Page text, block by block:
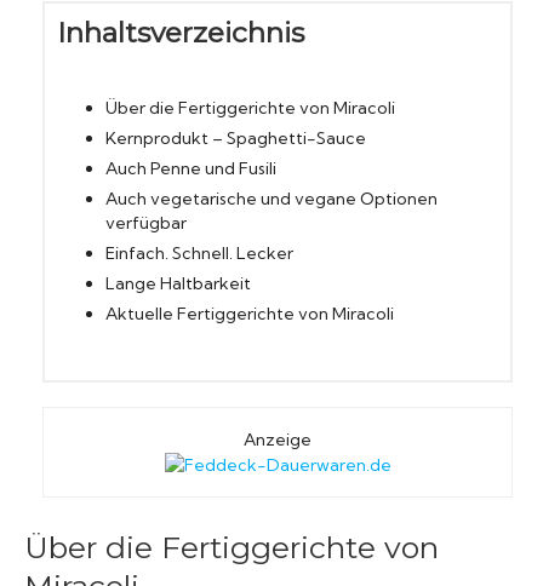
Wissenswert
Inhaltsverzeichnis
Über die Fertiggerichte von Miracoli
Kernprodukt – Spaghetti-Sauce
Auch Penne und Fusili
Auch vegetarische und vegane Optionen
verfügbar
Einfach. Schnell. Lecker
Lange Haltbarkeit
Aktuelle Fertiggerichte von Miracoli
Anzeige
Über die Fertiggerichte von